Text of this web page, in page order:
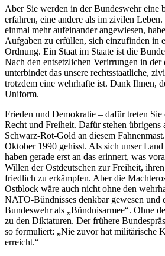
Aber Sie werden in der Bundeswehr eine
erfahren, eine andere als im zivilen
einmal mehr aufeinander angewiesen,
Aufgaben zu erfüllen, sich einzufinden in
Ordnung. Ein Staat im Staate ist die
Nach den entsetzlichen Verirrungen in der
unterbindet das unsere rechtsstaatliche,
trotzdem eine wehrhafte ist. Dank Ihnen,
Uniform.
Frieden und Demokratie – dafür treten
Recht und Freiheit. Dafür stehen übrigens
Schwarz-Rot-Gold an diesem
Oktober 1990 gehisst. Als sich unser
haben gerade erst an das erinnert, was
Willen der Ostdeutschen zur Freiheit,
friedlich zu erkämpfen. Aber die
Ostblock wäre auch nicht ohne den
NATO-Bündnisses denkbar gewesen und
Bundeswehr als „Bündnisarmee“. Ohne
zu den Diktaturen. Der frühere
so formuliert: „Nie zuvor hat militärische
erreicht.“